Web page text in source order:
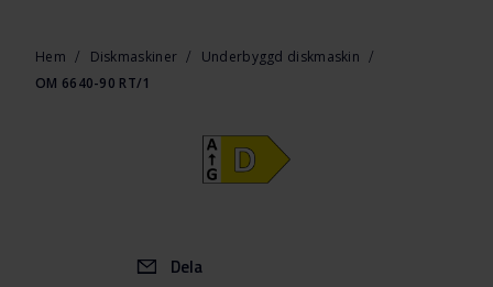
Hem Diskmaskiner
Underbyggd diskmaskin
OM 6640-90 RT/1
Dela